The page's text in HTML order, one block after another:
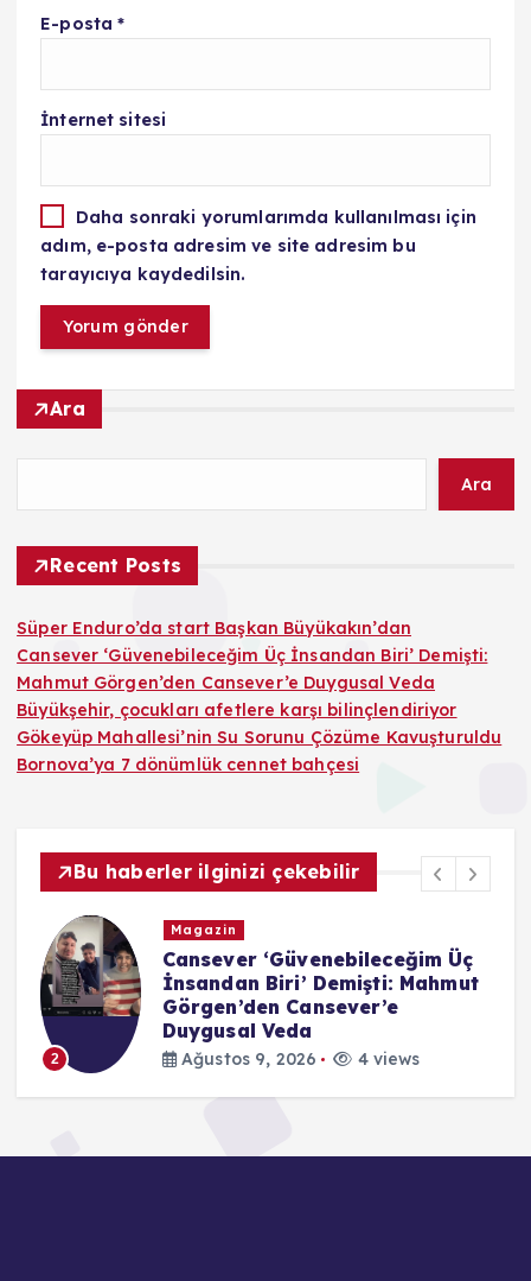
E-posta*
İnternet sitesi
Daha sonraki yorumlarımda kullanılması için
adım, e-posta adresim ve site adresim bu
tarayıcıya kaydedilsin.
Ara
Ara
Recent Posts
Süper Enduro’da start Başkan Büyükakın’dan
Cansever ‘Güvenebileceğim Üç İnsandan Biri’ Demişti:
Mahmut Görgen’den Cansever’e Duygusal Veda
Büyükşehir, çocukları afetlere karşı bilinçlendiriyor
Gökeyüp Mahallesi’nin Su Sorunu Çözüme Kavuşturuldu
Bornova’ya 7 dönümlük cennet bahçesi
Bu haberler ilginizi çekebilir
2
Magazin
Cansever ‘Güvenebileceğim Üç
İnsandan Biri’ Demişti: Mahmut
Görgen’den Cansever’e
Duygusal Veda
Ağustos 9, 2026 4 views